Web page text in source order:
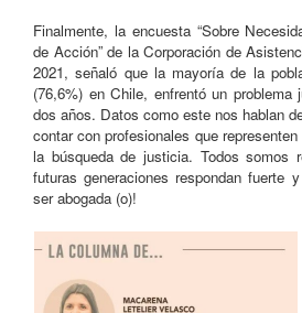
Finalmente, la encuesta “Sobre
de Acción” de la Corporación de
2021, señaló que la mayoría de la
(76,6%) en Chile, enfrentó un
dos años. Datos como este nos hablan
contar con profesionales que
la búsqueda de justicia. Todos somos
futuras generaciones respondan fuerte
ser abogada (o)!